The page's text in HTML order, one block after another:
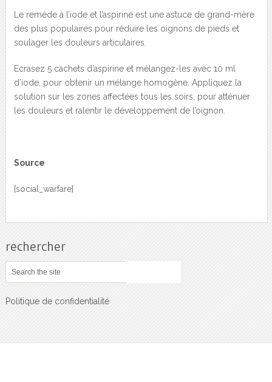
Le remède à l’iode et l’aspirine est une astuce de grand-mère
des plus populaires pour réduire les oignons de pieds et
soulager les douleurs articulaires.
Ecrasez 5 cachets d’aspirine et mélangez-les avec 10 ml
d’iode, pour obtenir un mélange homogène. Appliquez la
solution sur les zones affectées tous les soirs, pour atténuer
les douleurs et ralentir le développement de l’oignon.
Source
[social_warfare]
rechercher
Politique de confidentialité